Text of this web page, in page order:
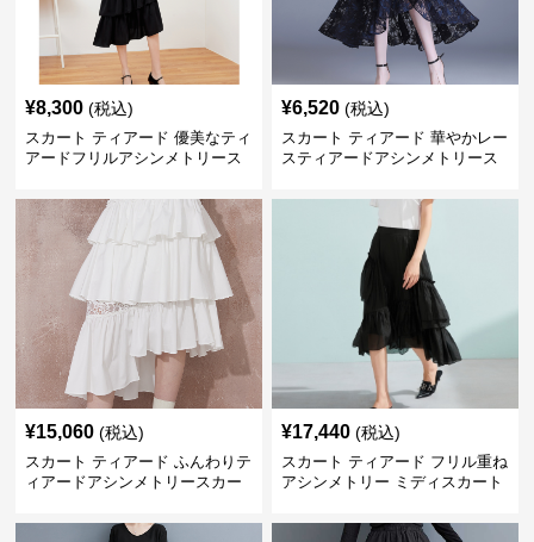
¥8,300 (税込)
スカート ティアード 優美なティ
アードフリルアシンメトリース
¥6,520 (税込)
スカート ティアード 華やかレー
スティアードアシンメトリース
¥15,060 (税込)
スカート ティアード ふんわりテ
ィアードアシンメトリースカー
¥17,440 (税込)
スカート ティアード フリル重ね
アシンメトリー ミディスカート